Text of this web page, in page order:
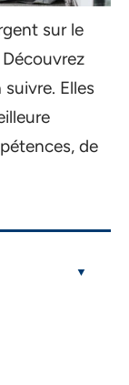
sur le
Elles
de